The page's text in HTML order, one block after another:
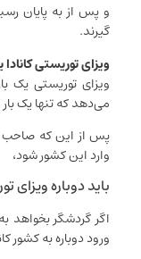
و پس از به پایان
گیرند.
ویزای توریستی کانادا
ویزای توریستی یک
می‌دهد که تنها یک بار
پس از این که صاحب
وارد این کشور شود،
باید دوباره ویزای
اگر گردشگر بخواهد
ورود دوباره به کشور